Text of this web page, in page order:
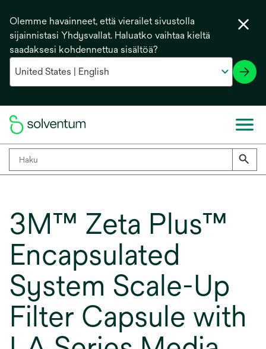
Olemme havainneet, että vierailet sivustolla
sijainnistasi Yhdysvallat. Haluatko vaihtaa kieltä
saadaksesi kohdennettua sisältöä?
3M™ Zeta Plus™
Encapsulated
System Scale-Up
Filter Capsule with